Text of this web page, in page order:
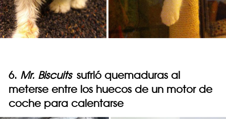
6. Mr. Biscuits sufrió quemaduras al
meterse entre los huecos de un motor de
coche para calentarse